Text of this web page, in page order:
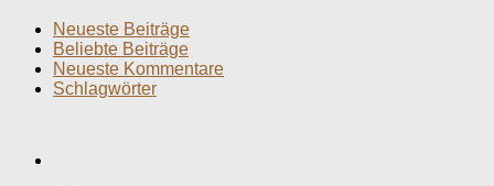
Neueste Beiträge
Beliebte Beiträge
Neueste Kommentare
Schlagwörter